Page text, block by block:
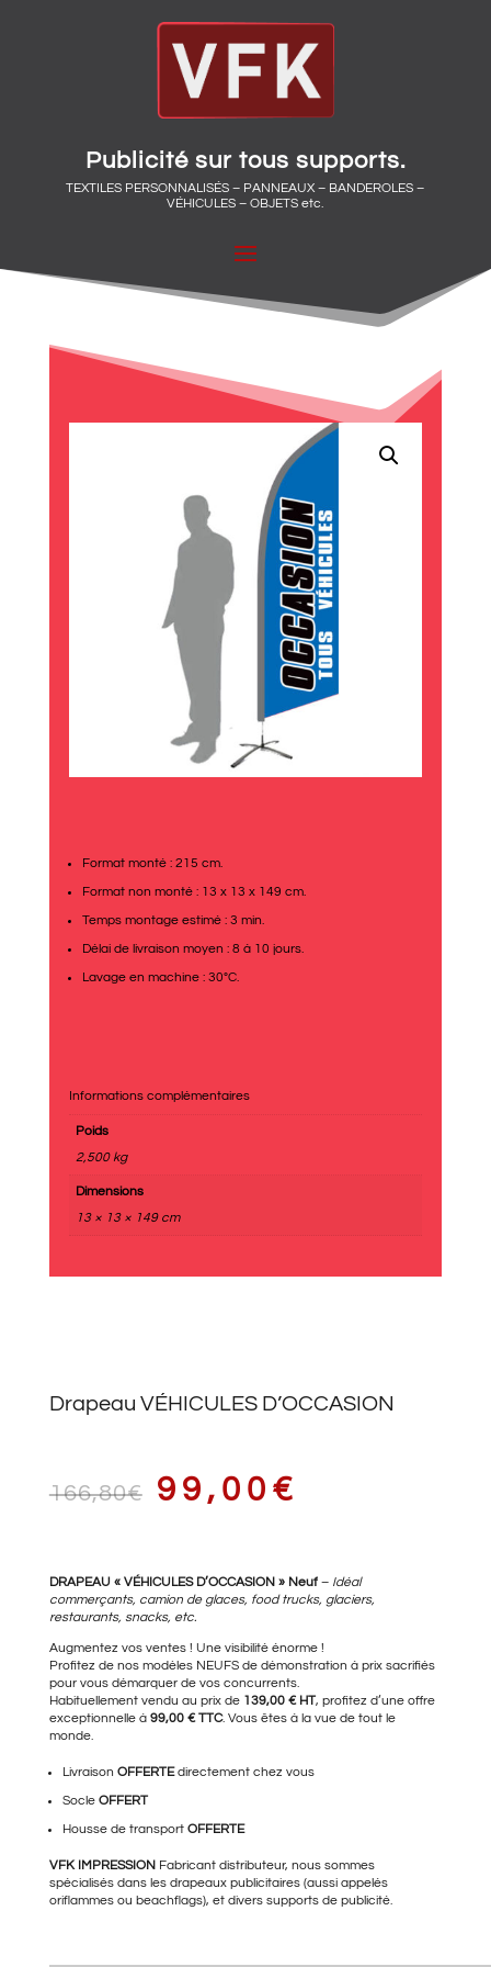
Publicité sur tous supports.
TEXTILES PERSONNALISÉS – PANNEAUX – BANDEROLES –
VÉHICULES – OBJETS etc.
Format monté : 215 cm.
Format non monté : 13 x 13 x 149 cm.
Temps montage estimé : 3 min.
Délai de livraison moyen : 8 à 10 jours.
Lavage en machine : 30°C.
Informations complémentaires
Poids
2,500 kg
Dimensions
13 × 13 × 149 cm
Drapeau VÉHICULES D’OCCASION
166,80€ LE
PRIX
INITIAL
ÉTAIT :
166,80€.
99,00 €
PRIX
ACTUEL
EST :
99,00€.
DRAPEAU « VÉHICULES D’OCCASION » Neuf– Idéal
commerçants, camion de glaces, food trucks, glaciers,
restaurants, snacks, etc.
Augmentez vos ventes ! Une visibilité énorme !
Profitez de nos modèles NEUFS de démonstration à prix sacrifiés
pour vous démarquer de vos concurrents.
Habituellement vendu au prix de 139,00 € HT, profitez d’une offre
exceptionnelle à 99,00 € TTC. Vous êtes à la vue de tout le
monde.
Livraison OFFERTEdirectement chez vous
Socle OFFERT
Housse de transport OFFERTE
VFK IMPRESSION Fabricant distributeur, nous sommes
spécialisés dans les drapeaux publicitaires (aussi appelés
oriflammes ou beachflags), et divers supports de publicité.